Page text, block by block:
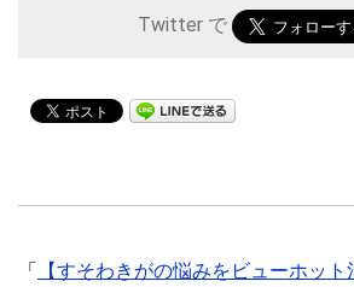
Twitter で
「
【すそわきがの悩みをビューホッ